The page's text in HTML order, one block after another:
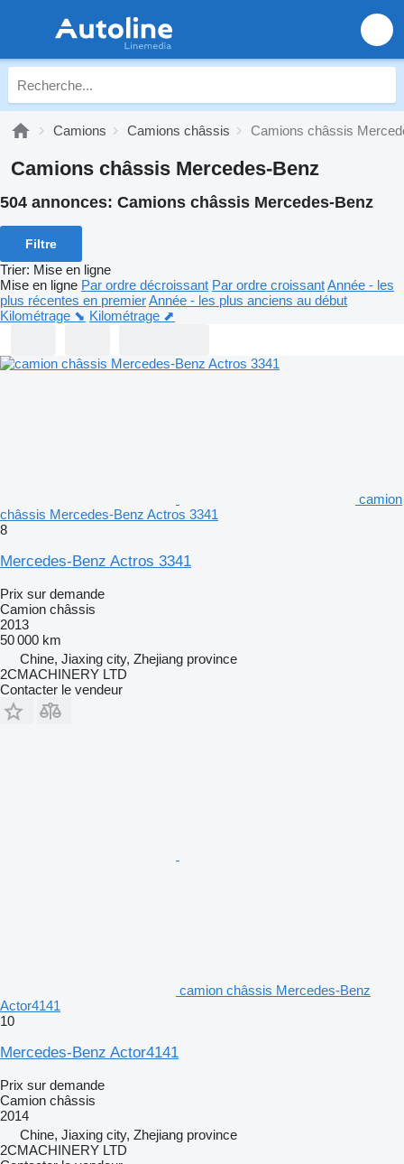
Camions Camions châssis Camions châssis
Camions châssis Mercedes-Benz
504 annonces: Camions châssis Mercedes-Benz
Filtre
Trier: Mise en ligne
Mise en ligne Par ordre décroissant Par ordre croissantAnnée - les
plus récentes en premierAnnée - les plus anciens au début
Kilométrage ⬊ Kilométrage ⬈
camion
châssis Mercedes-Benz Actros 3341
8
Mercedes-Benz Actros 3341
Prix sur demande
Camion châssis
2013
50 000 km
Chine, Jiaxing city, Zhejiang province
2CMACHINERY LTD
Contacter le vendeur
camion châssis Mercedes-Benz
Actor4141
10
Mercedes-Benz Actor4141
Prix sur demande
Camion châssis
2014
Chine, Jiaxing city, Zhejiang province
2CMACHINERY LTD